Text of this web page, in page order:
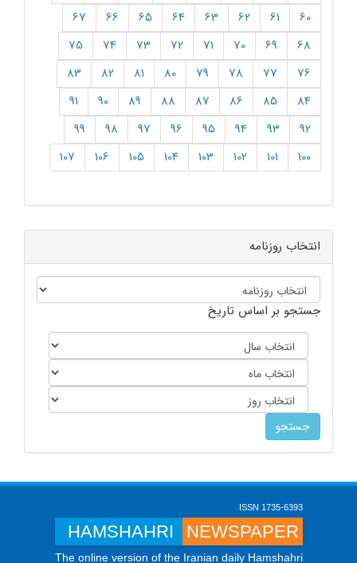
انتخاب روزنامه
جستجو بر اساس تاریخ
60
61
62
63
64
65
66
67
68
69
70
71
72
73
74
75
76
77
78
79
80
81
82
83
84
85
86
87
88
89
90
91
92
93
94
95
96
97
98
99
100
101
102
103
104
105
106
107
ISSN 1735-6393
HAMSHAHRI NEWSPAPER
The online version of the Iranian daily Hamshahri